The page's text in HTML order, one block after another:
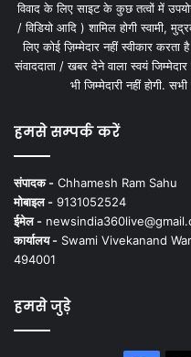
विवाद के लिए साइट के कुछ तत्वों में
/ विडियो आदि ) शामिल होगी स्वामी,
लिए कोई ज़िम्मेदार नहीं स्वीकार करता
संवाददाता / खबर देने वाला स्वयं
भी जिम्मेदारी नहीं होगी.
हमसे सम्पर्क करें
संपादक - Chhamesh Ram Sahu
मोबाइल - 9131052524
ईमेल -
कार्यालय - Swami Vivekanand
494001
हमसे जुड़े